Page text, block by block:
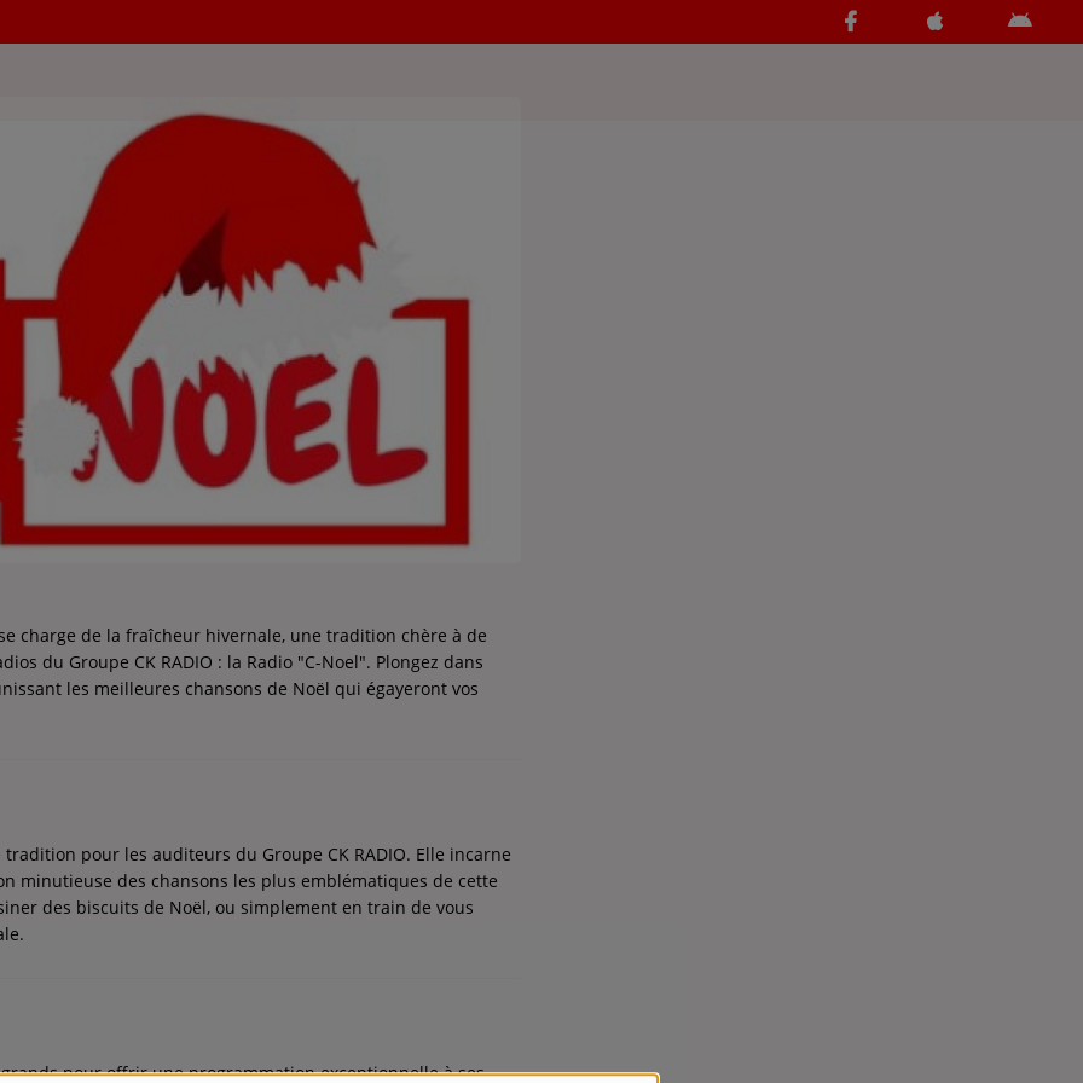
charge de la fraîcheur hivernale, une tradition chère à de
du Groupe CK RADIO : la Radio "C-Noel". Plongez dans
les meilleures chansons de Noël qui égayeront vos
pour les auditeurs du Groupe CK RADIO. Elle incarne
minutieuse des chansons les plus emblématiques de cette
des biscuits de Noël, ou simplement en train de vous
pour offrir une programmation exceptionnelle à ses